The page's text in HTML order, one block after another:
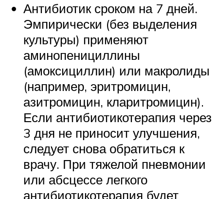
Антибиотик сроком на 7 дней.
Эмпирически (без выделения
культуры) применяют
аминопенициллины
(амоксициллин) или макролиды
(например, эритромицин,
азитромицин, кларитромицин).
Если антибиотикотерапия через
3 дня не приносит улучшения,
следует снова обратиться к
врачу. При тяжелой пневмонии
или абсцессе легкого
антибиотикотерапия будет